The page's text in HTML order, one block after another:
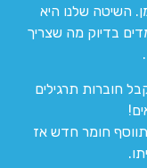
השיטה שלנו היא
בדיוק מה שצריך
חוברות תרגילים
חומר חדש אז